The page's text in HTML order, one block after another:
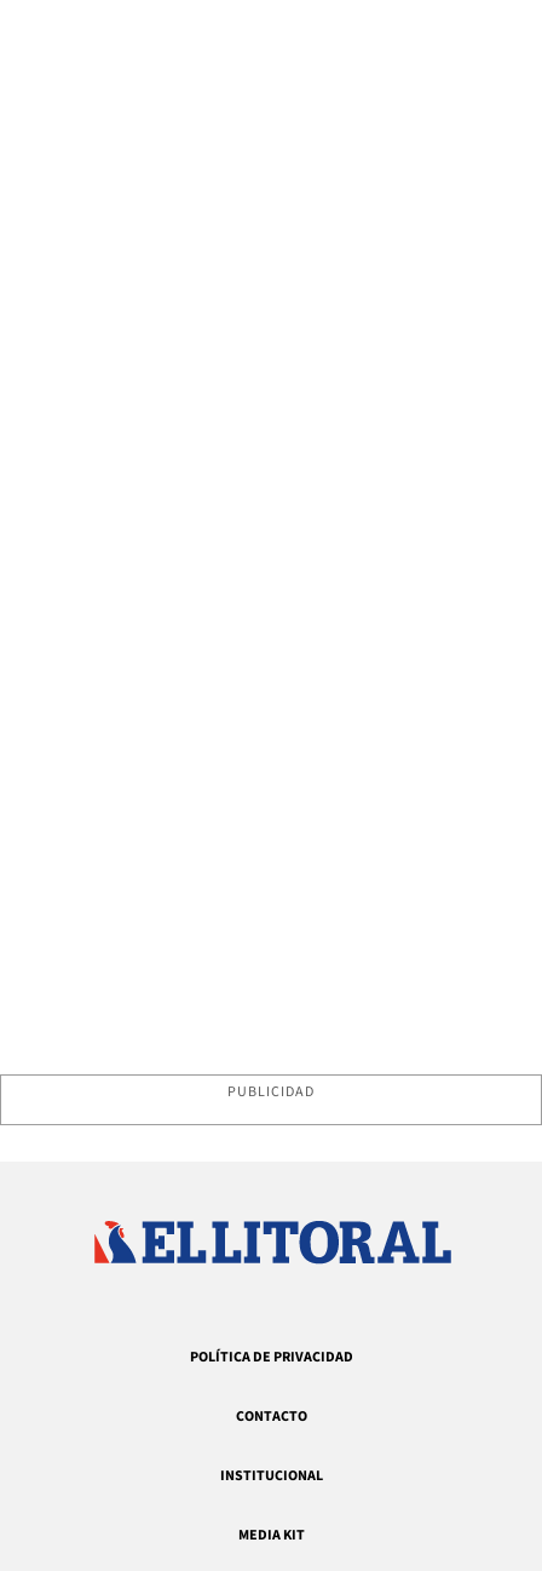
PUBLICIDAD
POLÍTICA DE PRIVACIDAD
CONTACTO
INSTITUCIONAL
MEDIA KIT